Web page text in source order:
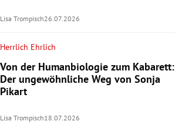
Lisa Trompisch26.07.2026
Herrlich Ehrlich
Von der Humanbiologie zum Kabarett:
Der ungewöhnliche Weg von Sonja
Pikart
Lisa Trompisch18.07.2026